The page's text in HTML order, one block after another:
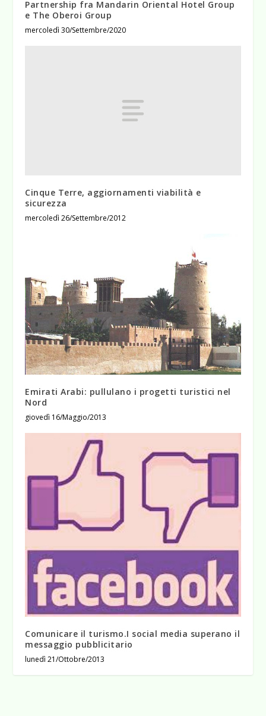
Partnership fra Mandarin Oriental Hotel Group
e The Oberoi Group
mercoledì 30/Settembre/2020
Cinque Terre, aggiornamenti viabilità e
sicurezza
mercoledì 26/Settembre/2012
Emirati Arabi: pullulano i progetti turistici nel
Nord
giovedì 16/Maggio/2013
Comunicare il turismo.I social media superano il
messaggio pubblicitario
lunedì 21/Ottobre/2013